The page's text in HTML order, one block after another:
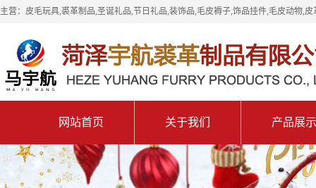
主营：皮毛玩具,裘革制品,圣诞礼品,节日礼品,装饰品,毛皮褥子,饰品挂件,毛皮动物,
网站首页 关于我们 产品展示